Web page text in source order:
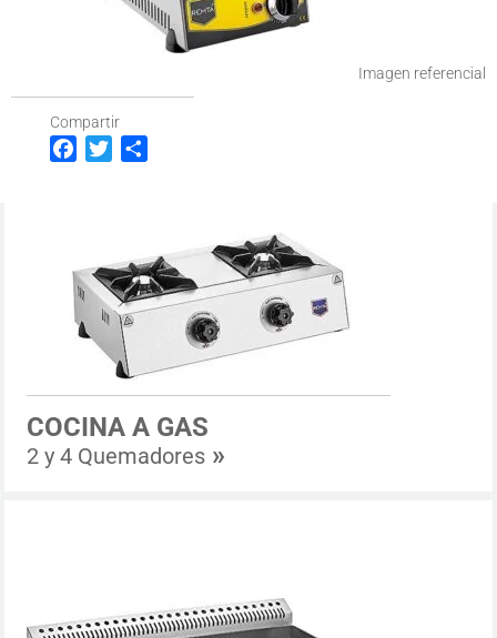
Compartir
Facebook
Twitter
Imagen referencial
COCINA A GAS
2 y 4 Quemadores »